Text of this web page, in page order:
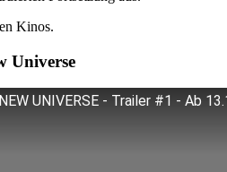
Kinos.
Universe
UNIVERSE - Trailer #1 - Ab